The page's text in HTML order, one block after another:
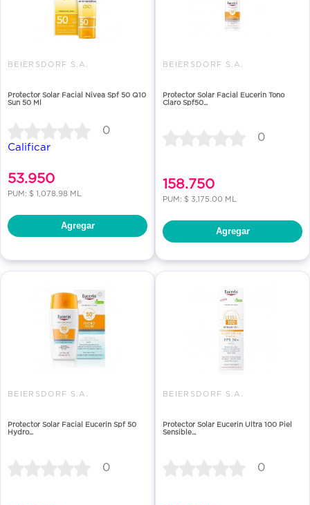
BEIERSDORF S.A.
Protector Solar Facial Nivea Spf 50 Q10
Sun 50 Ml
0
Calificar
53.950
PUM: $ 1,078.98 ML
Agregar
BEIERSDORF S.A.
Protector Solar Facial Eucerin Tono
Claro Spf50...
0
158.750
PUM: $ 3,175.00 ML
Agregar
BEIERSDORF S.A.
Protector Solar Facial Eucerin Spf 50
Hydro...
0
BEIERSDORF S.A.
Protector Solar Eucerin Ultra 100 Piel
Sensible...
0